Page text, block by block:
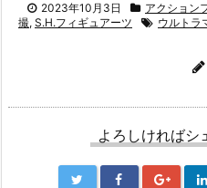
2023年10月3日 アクション
撮, S.H.フィギュアーツ ウルトラ
よろしければシ